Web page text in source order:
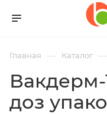
Главная — Каталог —
доз